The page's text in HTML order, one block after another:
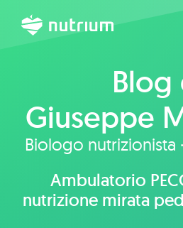
Blog
Giuseppe
Biologo nutrizionista
Ambulatorio
nutrizione mirata